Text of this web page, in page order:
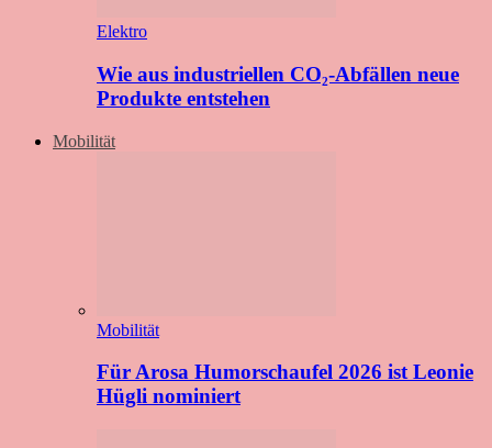
Elektro
Wie aus industriellen CO₂-Abfällen neue
Produkte entstehen
Mobilität
Mobilität
Für Arosa Humorschaufel 2026 ist Leonie
Hügli nominiert